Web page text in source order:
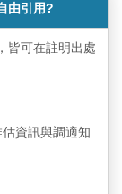
由引用?
皆可在註明出處
資訊與調適知